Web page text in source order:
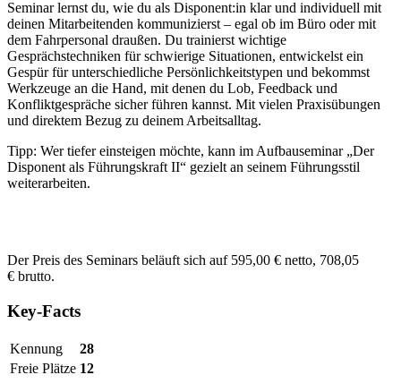
Seminar lernst du, wie du als Disponent:in klar und individuell mit
deinen Mitarbeitenden kommunizierst – egal ob im Büro oder mit
dem Fahrpersonal draußen. Du trainierst wichtige
Gesprächstechniken für schwierige Situationen, entwickelst ein
Gespür für unterschiedliche Persönlichkeitstypen und bekommst
Werkzeuge an die Hand, mit denen du Lob, Feedback und
Konfliktgespräche sicher führen kannst. Mit vielen Praxisübungen
und direktem Bezug zu deinem Arbeitsalltag.
Tipp: Wer tiefer einsteigen möchte, kann im Aufbauseminar „Der
Disponent als Führungskraft II“ gezielt an seinem Führungsstil
weiterarbeiten.
Der Preis des Seminars beläuft sich auf 595,00 € netto, 708,05
€ brutto.
Key-Facts
Kennung
28
Freie Plätze 12